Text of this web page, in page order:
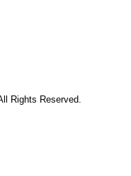
Rights Reserved.